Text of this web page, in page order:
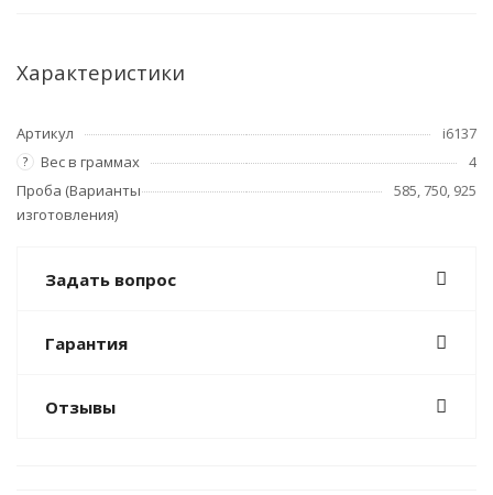
Характеристики
Артикул i6137
? Вес в граммах
4
Проба (Варианты
изготовления)
585, 750, 925
Задать вопрос
Гарантия
Отзывы